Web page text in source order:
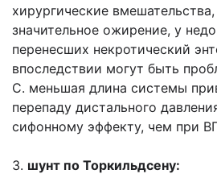
хирургические
значительное ожирение, у
перенесших некротический
впоследствии могут быть
C. меньшая длина системы
перепаду дистального
сифонному эффекту, чем при
3. шунт по Торкильдсену: